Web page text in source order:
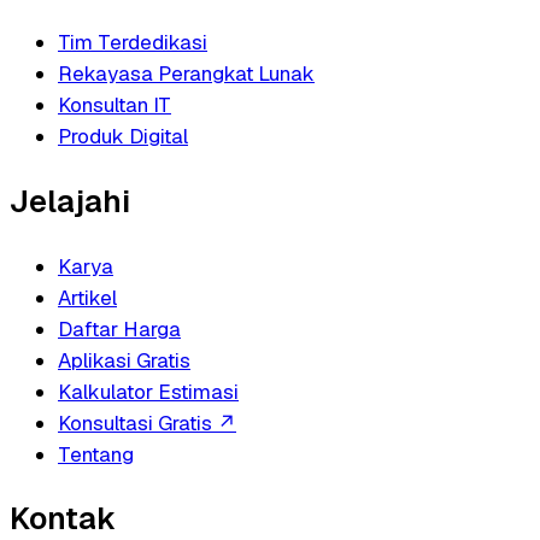
Tim Terdedikasi
Rekayasa Perangkat Lunak
Konsultan IT
Produk Digital
Jelajahi
Karya
Artikel
Daftar Harga
Aplikasi Gratis
Kalkulator Estimasi
Konsultasi Gratis ↗
Tentang
Kontak